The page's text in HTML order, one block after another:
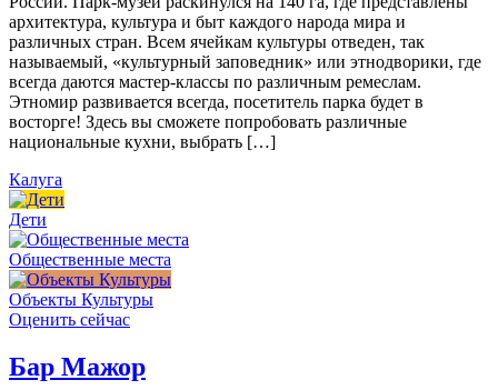
архитектура, культура и быт каждого народа мира и
различных стран. Всем ячейкам культуры отведен, так
называемый, «культурный заповедник» или этнодворики, где
всегда даются мастер-классы по различным ремеслам.
Этномир развивается всегда, посетитель парка будет в
восторге! Здесь вы сможете попробовать различные
национальные кухни, выбрать […]
Калуга
Дети
Общественные места
Объекты Культуры
Оценить сейчас
Бар Мажор